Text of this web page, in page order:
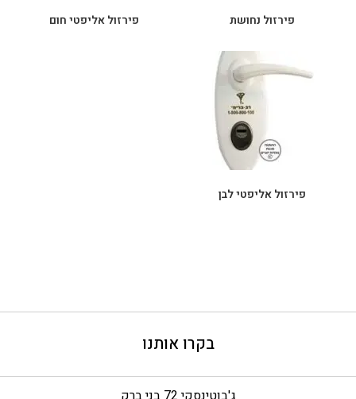
פירזול נחושת פירזול אליפטי חום
פירזול אליפטי לבן
בקרו אותנו